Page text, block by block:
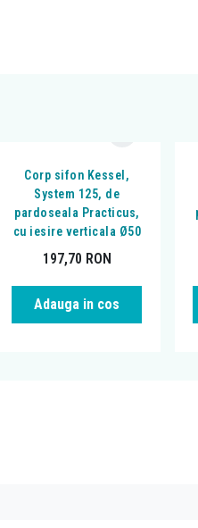
Corp sifon Kessel,
System 125, de
pardoseala Practicus,
cu iesire verticala Ø50
197,70 RON
Adauga in cos